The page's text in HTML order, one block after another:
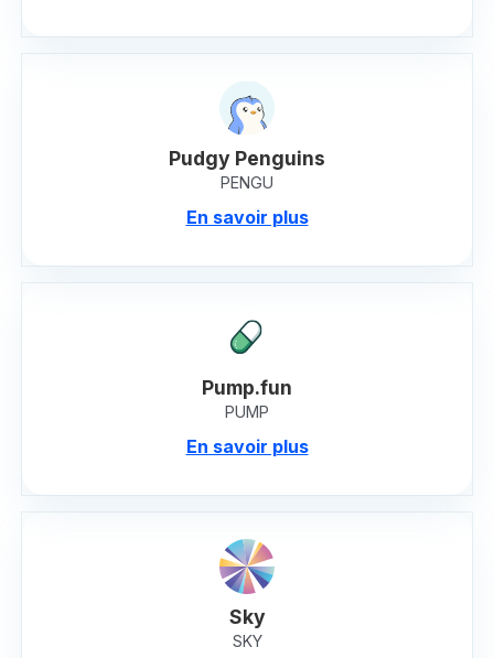
Pudgy Penguins
PENGU
En savoir plus
Pump.fun
PUMP
En savoir plus
Sky
SKY